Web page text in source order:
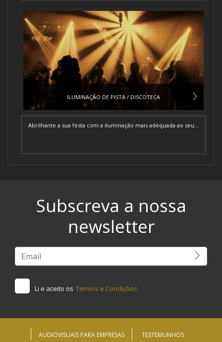
ILUMINAÇÃO DE PISTA / DISCOTECA
Abrilhante a sua festa com a iluminação mais adequada ao seu...
Subscreva a nossa
newsletter
Li e aceito os Termos e Condições
AUDIOVISUAIS PARA EMPRESAS TESTEMUNHOS